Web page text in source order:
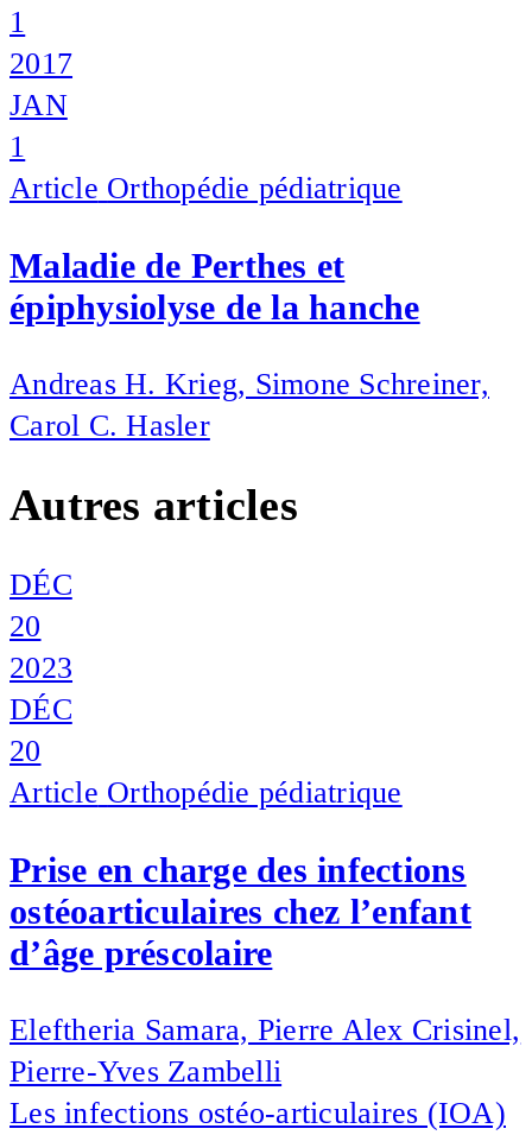
1
2017
JAN
1
Article Orthopédie pédiatrique
Maladie de Perthes et
épiphysiolyse de la hanche
Andreas H. Krieg, Simone Schreiner,
Carol C. Hasler
Autres articles
DÉC
20
2023
DÉC
20
Article Orthopédie pédiatrique
Prise en charge des infections
ostéoarticulaires chez l’enfant
d’âge préscolaire
Eleftheria Samara, Pierre Alex Crisinel,
Pierre-Yves Zambelli
Les infections ostéo-articulaires (IOA)